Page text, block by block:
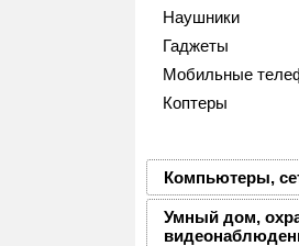
Наушники
Гаджеты
Мобильные
Коптеры
Компьютеры,
Умный дом,